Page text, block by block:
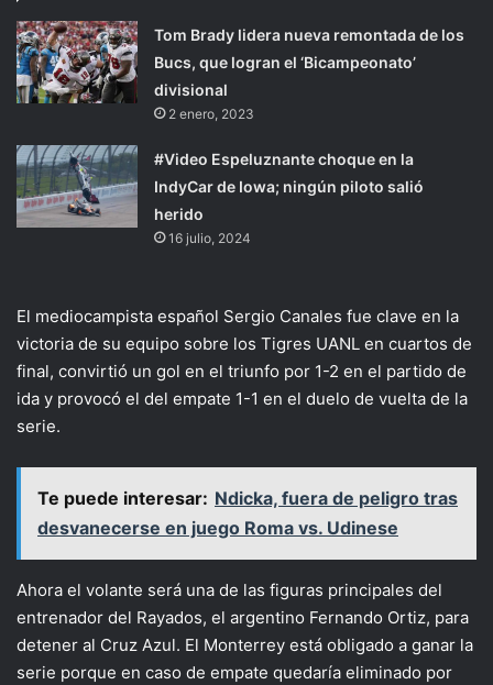
Tom Brady lidera nueva remontada de los
Bucs, que logran el ‘Bicampeonato’
divisional
2 enero, 2023
#Video Espeluznante choque en la
IndyCar de Iowa; ningún piloto salió
herido
16 julio, 2024
El mediocampista español Sergio Canales fue clave en la
victoria de su equipo sobre los Tigres UANL en cuartos de
final, convirtió un gol en el triunfo por 1-2 en el partido de
ida y provocó el del empate 1-1 en el duelo de vuelta de la
serie.
Te puede interesar: Ndicka, fuera de peligro tras
desvanecerse en juego Roma vs. Udinese
Ahora el volante será una de las figuras principales del
entrenador del Rayados, el argentino Fernando Ortiz, para
detener al Cruz Azul. El Monterrey está obligado a ganar la
serie porque en caso de empate quedaría eliminado por